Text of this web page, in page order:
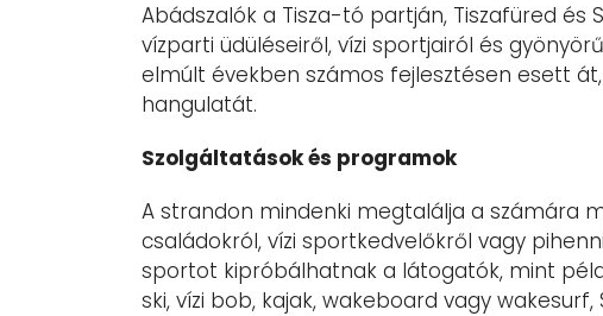
Abádszalók a Tisza-tó partján, Tiszafüred és
vízparti üdüléseiről, vízi sportjairól és
elmúlt években számos fejlesztésen esett
hangulatát.
Szolgáltatások és programok
A strandon mindenki megtalálja a számára
családokról, vízi sportkedvelőkről vagy
sportot kipróbálhatnak a látogatók, mint
ski, vízi bob, kajak, wakeboard vagy wakesurf,